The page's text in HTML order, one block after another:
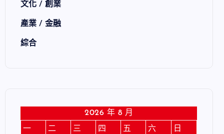
文化 / 創業
產業 / 金融
綜合
2026 年 8 月
一
二 三 四 五 六 日